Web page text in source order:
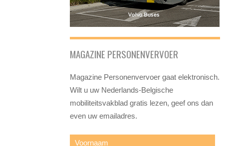
MAGAZINE PERSONENVERVOER
Magazine Personenvervoer gaat elektronisch.
Wilt u uw Nederlands-Belgische
mobiliteitsvakblad gratis lezen, geef ons dan
even uw emailadres.